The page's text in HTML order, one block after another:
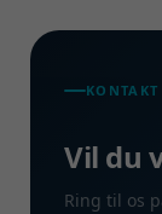
KONTAKT
Vil du
Ring til os